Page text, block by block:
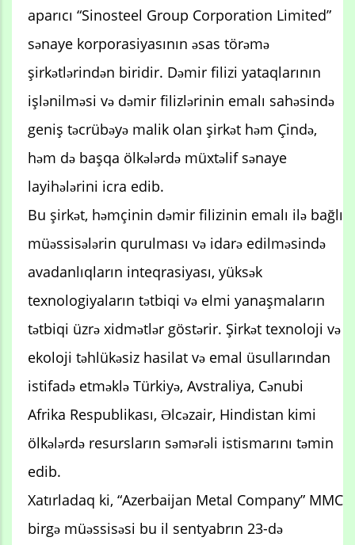
aparıcı “Sinosteel Group Corporation Limited”
sənaye korporasiyasının əsas törəmə
şirkətlərindən biridir. Dəmir filizi yataqlarının
işlənilməsi və dəmir filizlərinin emalı sahəsində
geniş təcrübəyə malik olan şirkət həm Çində,
həm də başqa ölkələrdə müxtəlif sənaye
layihələrini icra edib.
Bu şirkət, həmçinin dəmir filizinin emalı ilə bağlı
müəssisələrin qurulması və idarə edilməsində
avadanlıqların inteqrasiyası, yüksək
texnologiyaların tətbiqi və elmi yanaşmaların
tətbiqi üzrə xidmətlər göstərir. Şirkət texnoloji və
ekoloji təhlükəsiz hasilat və emal üsullarından
istifadə etməklə Türkiyə, Avstraliya, Cənubi
Afrika Respublikası, Əlcəzair, Hindistan kimi
ölkələrdə resursların səmərəli istismarını təmin
edib.
Xatırladaq ki, “Azerbaijan Metal Company” MMC
birgə müəssisəsi bu il sentyabrın 23-də